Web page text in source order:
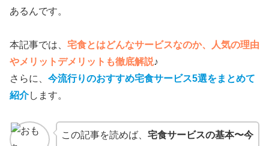
あるんです。
本記事では、 宅食とはどんなサービスなのか、人気の理由
やメリットデメリットも徹底解説♪
さらに、 今流行りのおすすめ宅食サービス5選をまとめて
紹介します。
この記事を読めば、 宅食サービスの基本〜今